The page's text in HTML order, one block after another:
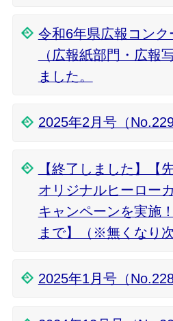
令和6年県広報コン
（広報紙部門・広報
ました。
2025年2月号（No.229
【終了しました】【
オリジナルヒーロー
キャンペーンを実施
まで】（※無くなり次
2025年1月号（No.228